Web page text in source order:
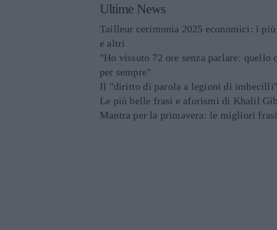
Ultime News
Tailleur cerimonia 2025 economici: i
e altri
"Ho vissuto 72 ore senza parlare: quello
per sempre"
Il "diritto di parola a legioni di
Le più belle frasi e aforismi di Khalil
Mantra per la primavera: le migliori